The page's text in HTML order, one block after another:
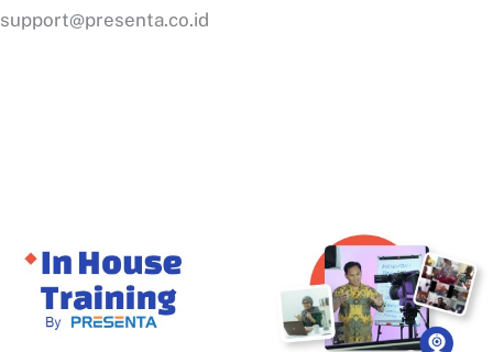
support@presenta.co.id